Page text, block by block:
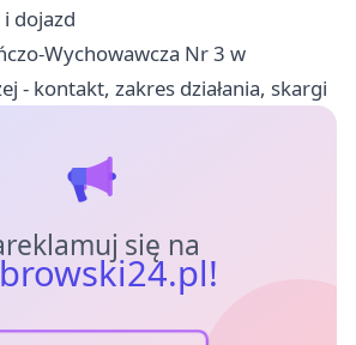
dojazd
Wychowawcza Nr 3 w
- kontakt, zakres działania, skargi
się na